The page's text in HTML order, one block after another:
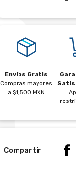
Envíos Gratis
Compras mayores
a $1,500 MXN
Compartir